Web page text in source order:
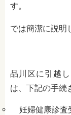
す。
では簡潔に説明
品川区に引越
は、下記の手続
妊婦健康診査